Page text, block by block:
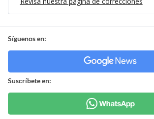
Síguenos en:
Suscríbete en: